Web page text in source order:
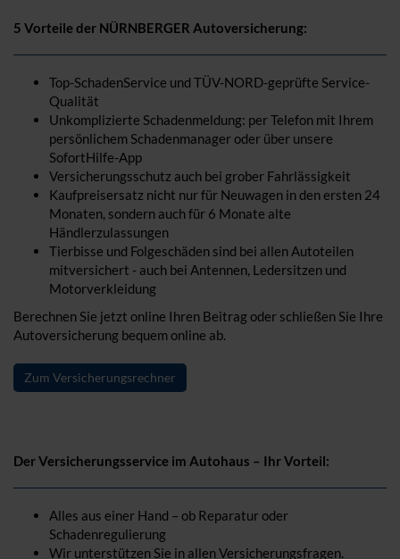
5 Vorteile der NÜRNBERGER Autoversicherung:
Top-SchadenService und TÜV-NORD-geprüfte Service-
Qualität
Unkomplizierte Schadenmeldung: per Telefon mit Ihrem
persönlichem Schadenmanager oder über unsere
SofortHilfe-App
Versicherungsschutz auch bei grober Fahrlässigkeit
Kaufpreisersatz nicht nur für Neuwagen in den ersten 24
Monaten, sondern auch für 6 Monate alte
Händlerzulassungen
Tierbisse und Folgeschäden sind bei allen Autoteilen
mitversichert - auch bei Antennen, Ledersitzen und
Motorverkleidung
Berechnen Sie jetzt online Ihren Beitrag oder schließen Sie Ihre
Autoversicherung bequem online ab.
Zum Versicherungsrechner
Der Versicherungsservice im Autohaus – Ihr Vorteil:
Alles aus einer Hand – ob Reparatur oder
Schadenregulierung
Wir unterstützen Sie in allen Versicherungsfragen.